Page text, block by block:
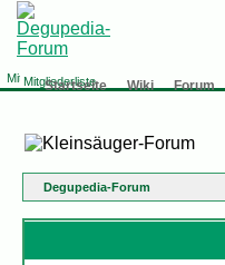
Mitgliederliste
Startseite Wiki Forum
Degupedia-Forum